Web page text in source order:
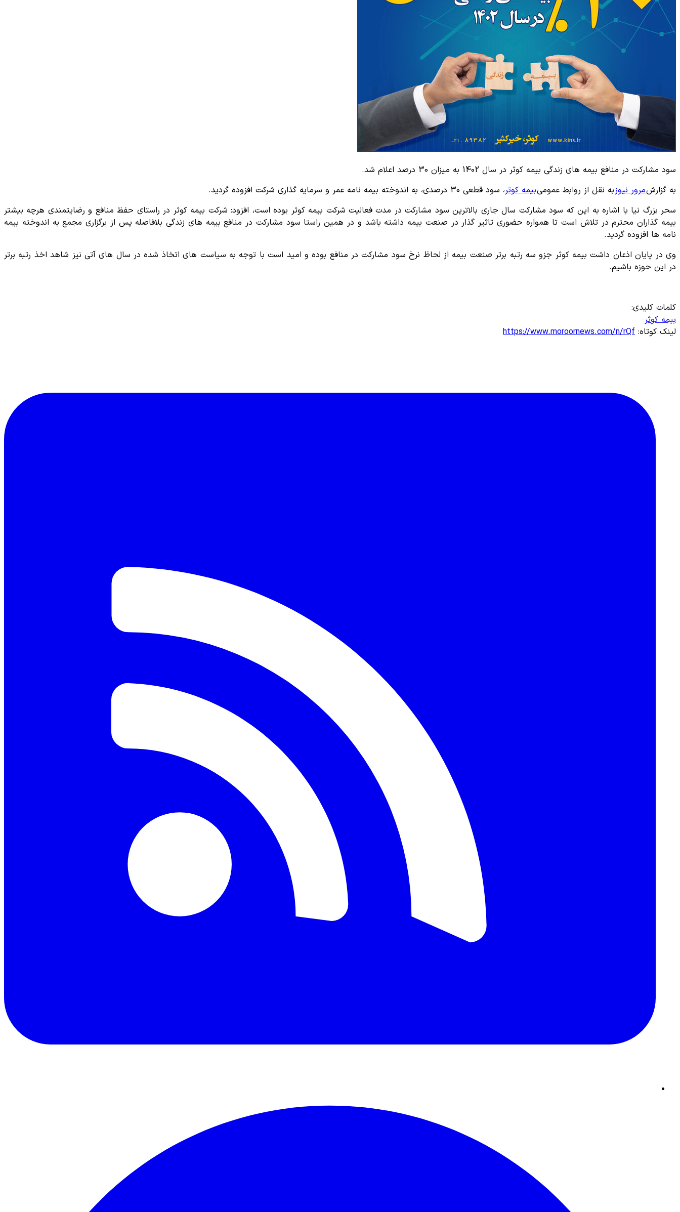
سود مشارکت در منافع بیمه های زندگی بیمه کوثر در سال 1402 به میزان 30 درصد اعلام شد.
به گزارشمرور نیوزبه نقل از روابط‌ عمومیبیمه کوثر، سود قطعی 30 درصدی، به اندوخته بیمه نامه عمر و سرمایه گذاری شرکت افزوده گردید.
سحر بزرگ نیا با اشاره به این که سود مشارکت سال جاری بالاترین سود مشارکت در مدت فعالیت شرکت بیمه کوثر بوده است، افزود: شرکت بیمه کوثر در راستای حفظ منافع و رضایتمندی هرچه بیشتر
بیمه گذاران محترم در تلاش است تا همواره حضوری تاثیر گذار در صنعت بیمه داشته باشد و در همین راستا سود مشارکت در منافع بیمه های زندگی بلافاصله پس از برگزاری مجمع به اندوخته بیمه
نامه ها افزوده گردید.
وی در پایان اذعان داشت بیمه کوثر جزو سه رتبه برتر صنعت بیمه از لحاظ نرخ سود مشارکت در منافع بوده و امید است با توجه به سیاست های اتخاذ شده در سال های آتی نیز شاهد اخذ رتبه برتر
در این حوزه باشیم.
کلمات کلیدی:
بیمه کوثر
لینک کوتاه: https://www.moroornews.com/n/rQf